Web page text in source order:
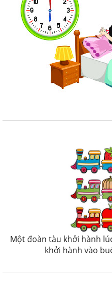
Một đoàn tàu khởi hành
khởi hành vào